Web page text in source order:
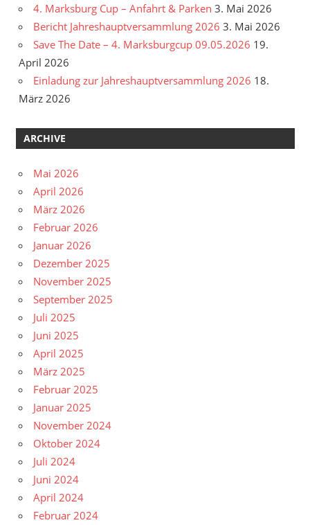
4. Marksburg Cup – Anfahrt & Parken 3. Mai 2026
Bericht Jahreshauptversammlung 2026 3. Mai 2026
Save The Date – 4. Marksburgcup 09.05.2026 19.
April 2026
Einladung zur Jahreshauptversammlung 2026 18.
März 2026
ARCHIVE
Mai 2026
April 2026
März 2026
Februar 2026
Januar 2026
Dezember 2025
November 2025
September 2025
Juli 2025
Juni 2025
April 2025
März 2025
Februar 2025
Januar 2025
November 2024
Oktober 2024
Juli 2024
Juni 2024
April 2024
Februar 2024